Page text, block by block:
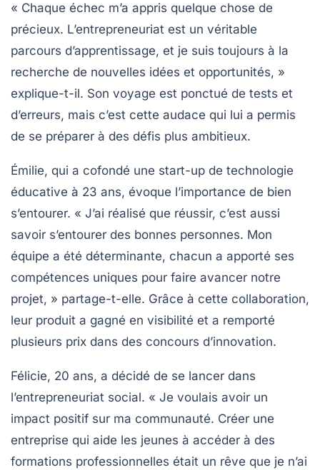
« Chaque échec m’a appris quelque chose de
précieux. L’entrepreneuriat est un véritable
parcours d’apprentissage, et je suis toujours à la
recherche de nouvelles idées et opportunités, »
explique-t-il. Son voyage est ponctué de tests et
d’erreurs, mais c’est cette audace qui lui a permis
de se préparer à des défis plus ambitieux.
Émilie, qui a cofondé une start-up de technologie
éducative à 23 ans, évoque l’importance de bien
s’entourer. « J’ai réalisé que réussir, c’est aussi
savoir s’entourer des bonnes personnes. Mon
équipe a été déterminante, chacun a apporté ses
compétences uniques pour faire avancer notre
projet, » partage-t-elle. Grâce à cette collaboration,
leur produit a gagné en visibilité et a remporté
plusieurs prix dans des concours d’innovation.
Félicie, 20 ans, a décidé de se lancer dans
l’entrepreneuriat social. « Je voulais avoir un
impact positif sur ma communauté. Créer une
entreprise qui aide les jeunes à accéder à des
formations professionnelles était un rêve que je n’ai